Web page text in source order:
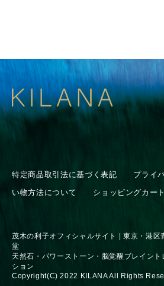
特定商品取引法に基づく表記 プライ
い物方法について
ショッピングカート
茂木の利子オフィシャルサイト | 東京・港
堂
天然石・パワーストーン・脳覚醒ブレイント
ション
Copyright(C) 2022 KILANA All Rights